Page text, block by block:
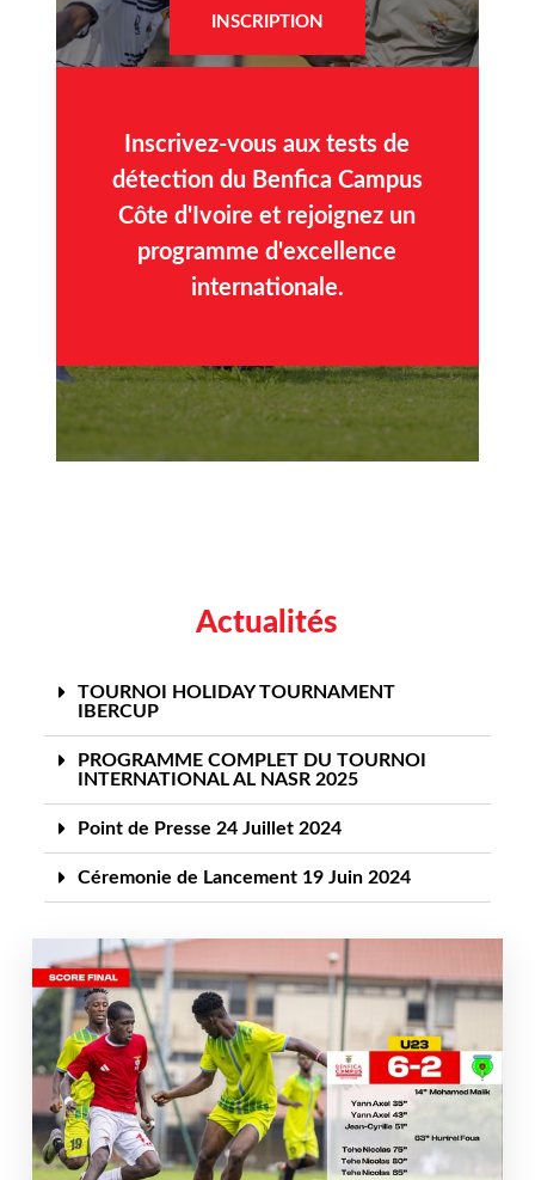
INSCRIPTION
Inscrivez-vous aux tests de
détection du Benfica Campus
Côte d'Ivoire et rejoignez un
programme d'excellence
internationale.
Actualités
TOURNOI HOLIDAY TOURNAMENT
IBERCUP
PROGRAMME COMPLET DU TOURNOI
INTERNATIONAL AL NASR 2025
Point de Presse 24 Juillet 2024
Céremonie de Lancement 19 Juin 2024